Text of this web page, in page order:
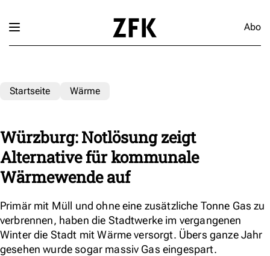
Abo
Startseite Wärme
Würzburg: Notlösung zeigt
Alternative für kommunale
Wärmewende auf
Primär mit Müll und ohne eine zusätzliche Tonne Gas zu
verbrennen, haben die Stadtwerke im vergangenen
Winter die Stadt mit Wärme versorgt. Übers ganze Jahr
gesehen wurde sogar massiv Gas eingespart.